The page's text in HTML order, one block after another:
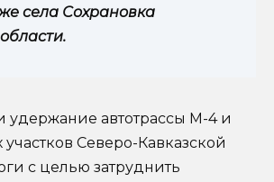
села Сохрановка
удержание автотрассы М-4 и
Северо-Кавказской
с целью затруднить